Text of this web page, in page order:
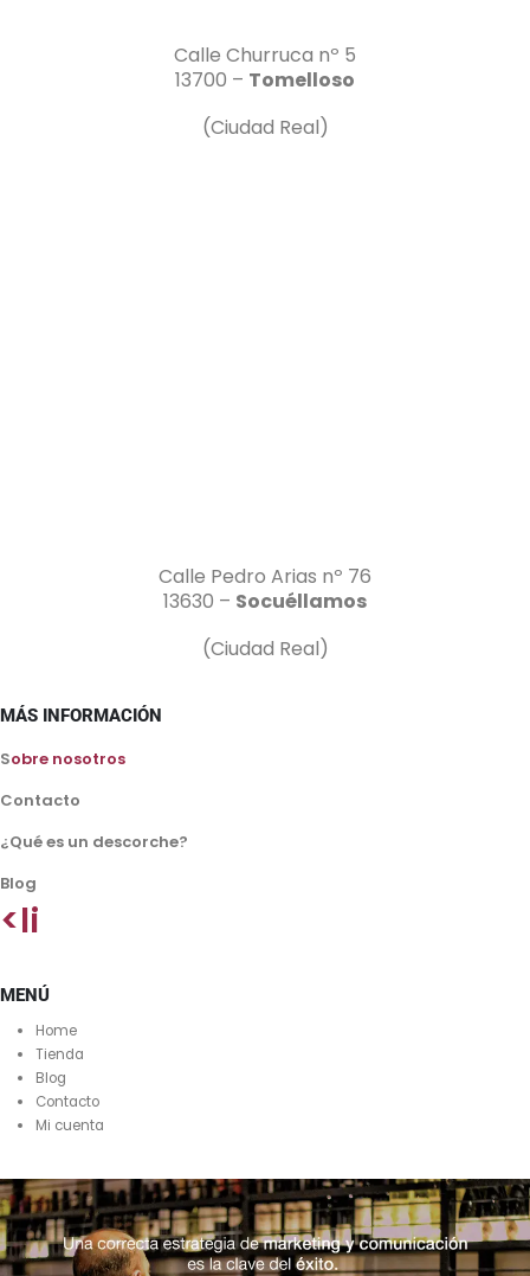
Calle Churruca nº 5
13700 – Tomelloso
(Ciudad Real)
Calle Pedro Arias nº 76
13630 – Socuéllamos
(Ciudad Real)
MÁS INFORMACIÓN
Sobre nosotros
Contacto
¿Qué es un descorche?
Blog
<li
MENÚ
Home
Tienda
Blog
Contacto
Mi cuenta